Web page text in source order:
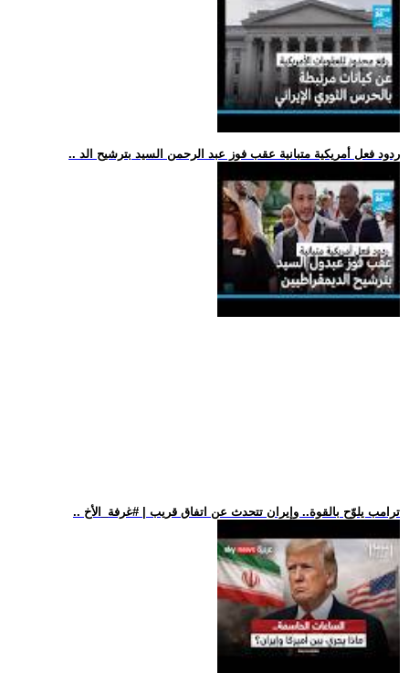
.. ردود فعل أمريكية متبانية عقب فوز عبد الرحمن السيد بترشيح الد
.. ترامب يلوّح بالقوة.. وإيران تتحدث عن اتفاق قريب | #غرفة_الأخ